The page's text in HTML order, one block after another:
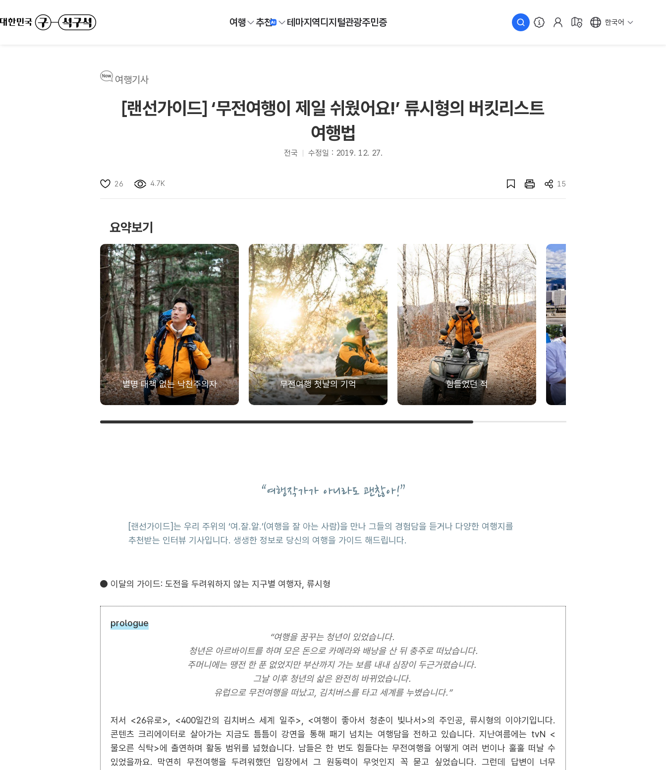
여행 추천 테마지역디지털관광주민증 한국어
여행기사
[랜선가이드] ‘무전여행이 제일 쉬웠어요!’ 류시형의 버킷리스트
여행법
전국 수정일 : 2019. 12. 27.
26 4.7K 15
요약보기
별명 대책 없는 낙천주의자 무전여행 첫날의 기억 힘들었던 적
“여행작가가 아니라도 괜찮아!”
[랜선가이드]는 우리 주위의 ‘여.잘.알.’(여행을 잘 아는 사람)을 만나 그들의 경험담을 듣거나 다양한 여행지를
추천받는 인터뷰 기사입니다. 생생한 정보로 당신의 여행을 가이드 해드립니다.
● 이달의 가이드: 도전을 두려워하지 않는 지구별 여행자, 류시형
prologue
“여행을 꿈꾸는 청년이 있었습니다.
청년은 아르바이트를 하며 모은 돈으로 카메라와 배낭을 산 뒤 충주로 떠났습니다.
주머니에는 땡전 한 푼 없었지만 부산까지 가는 보름 내내 심장이 두근거렸습니다.
그날 이후 청년의 삶은 완전히 바뀌었습니다.
유럽으로 무전여행을 떠났고, 김치버스를 타고 세계를 누볐습니다.”
저서 <26유로>, <400일간의 김치버스 세계 일주>, <여행이 좋아서 청춘이 빛나서>의 주인공, 류시형의 이야기입니다.
콘텐츠 크리에이터로 살아가는 지금도 틈틈이 강연을 통해 패기 넘치는 여행담을 전하고 있습니다. 지난여름에는 tvN <
물오른 식탁>에 출연하며 활동 범위를 넓혔습니다. 남들은 한 번도 힘들다는 무전여행을 어떻게 여러 번이나 훌훌 떠날 수
있었을까요. 막연히 무전여행을 두려워했던 입장에서 그 원동력이 무엇인지 꼭 묻고 싶었습니다. 그런데 답변이 너무